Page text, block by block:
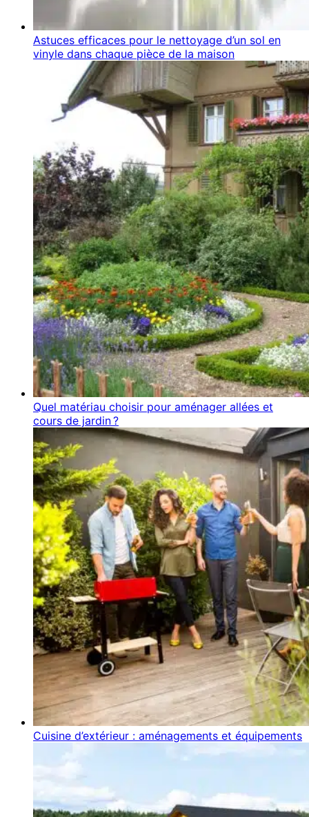
Astuces efficaces pour le nettoyage d’un sol en
vinyle dans chaque pièce de la maison
Quel matériau choisir pour aménager allées et
cours de jardin ?
Cuisine d’extérieur : aménagements et équipements